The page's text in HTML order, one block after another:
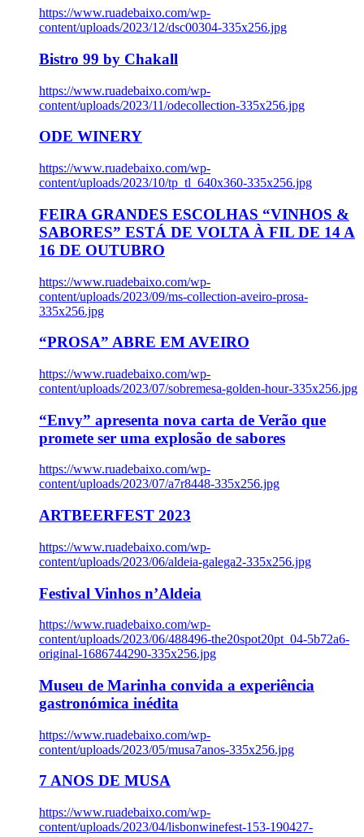
https://www.ruadebaixo.com/wp-
content/uploads/2023/12/dsc00304-335x256.jpg
Bistro 99 by Chakall
https://www.ruadebaixo.com/wp-
content/uploads/2023/11/odecollection-335x256.jpg
ODE WINERY
https://www.ruadebaixo.com/wp-
content/uploads/2023/10/tp_tl_640x360-335x256.jpg
FEIRA GRANDES ESCOLHAS “VINHOS &
SABORES” ESTÁ DE VOLTA À FIL DE 14 A
16 DE OUTUBRO
https://www.ruadebaixo.com/wp-
content/uploads/2023/09/ms-collection-aveiro-prosa-
335x256.jpg
“PROSA” ABRE EM AVEIRO
https://www.ruadebaixo.com/wp-
content/uploads/2023/07/sobremesa-golden-hour-335x256.jpg
“Envy” apresenta nova carta de Verão que
promete ser uma explosão de sabores
https://www.ruadebaixo.com/wp-
content/uploads/2023/07/a7r8448-335x256.jpg
ARTBEERFEST 2023
https://www.ruadebaixo.com/wp-
content/uploads/2023/06/aldeia-galega2-335x256.jpg
Festival Vinhos n’Aldeia
https://www.ruadebaixo.com/wp-
content/uploads/2023/06/488496-the20spot20pt_04-5b72a6-
original-1686744290-335x256.jpg
Museu de Marinha convida a experiência
gastronómica inédita
https://www.ruadebaixo.com/wp-
content/uploads/2023/05/musa7anos-335x256.jpg
7 ANOS DE MUSA
https://www.ruadebaixo.com/wp-
content/uploads/2023/04/lisbonwinefest-153-190427-